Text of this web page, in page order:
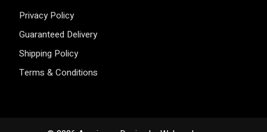
Privacy Policy
Guaranteed Delivery
Shipping Policy
Terms & Conditions